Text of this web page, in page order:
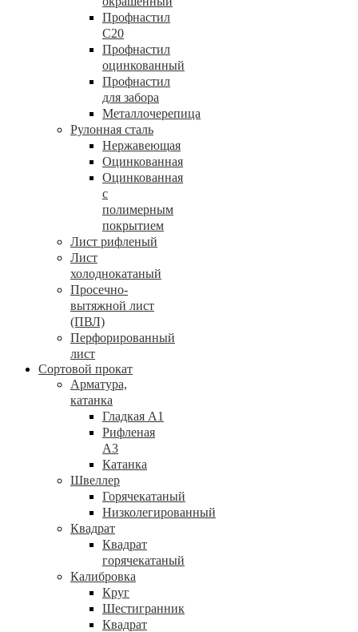
Профнастил
С20
Профнастил
оцинкованный
Профнастил
для забора
Металлочерепица
Рулонная сталь
Нержавеющая
Оцинкованная
Оцинкованная
с
полимерным
покрытием
Лист рифленый
Лист
холоднокатаный
Просечно-
вытяжной лист
(ПВЛ)
Перфорированный
лист
Сортовой прокат
Арматура,
катанка
Гладкая А1
Рифленая
А3
Катанка
Швеллер
Горячекатаный
Низколегированный
Квадрат
Квадрат
горячекатаный
Калибровка
Круг
Шестигранник
Квадрат